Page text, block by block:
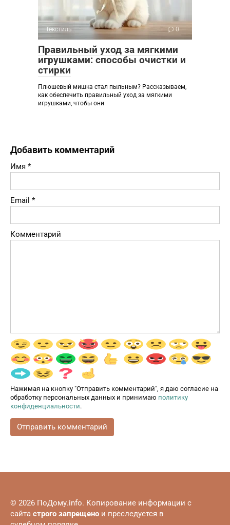
Текстиль 0
Правильный уход за мягкими
игрушками: способы очистки и
стирки
Плюшевый мишка стал пыльным? Рассказываем,
как обеспечить правильный уход за мягкими
игрушками, чтобы они
Добавить комментарий
Имя *
Email *
Комментарий
Нажимая на кнопку "Отправить комментарий", я даю согласие на
обработку персональных данных и принимаю политику
конфиденциальности.
© 2026 ПоДому.info. Копирование информации с
сайта строго запрещено и преследуется в